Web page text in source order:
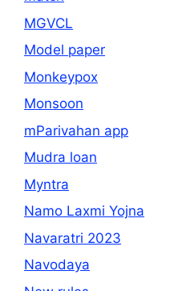
MGVCL
Model paper
Monkeypox
Monsoon
mParivahan app
Mudra loan
Myntra
Namo Laxmi Yojna
Navaratri 2023
Navodaya